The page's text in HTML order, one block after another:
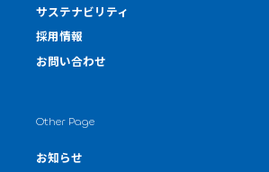
サステナビリティ
採用情報
お問い合わせ
Other Page
お知らせ